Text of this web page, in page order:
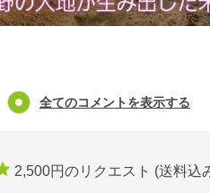
全てのコメントを表示する
2,500円のリクエスト (送料込